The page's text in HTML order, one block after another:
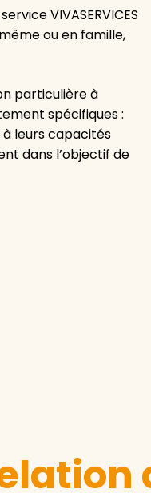
VIVASERVICES
ou en famille,
particulière à
spécifiques :
leurs capacités
dans l’objectif de